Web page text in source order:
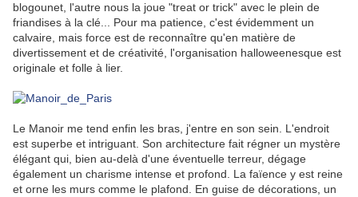
blogounet, l'autre nous la joue "treat or trick" avec le plein de
friandises à la clé... Pour ma patience, c'est évidemment un
calvaire, mais force est de reconnaître qu'en matière de
divertissement et de créativité, l'organisation halloweenesque est
originale et folle à lier.
Le Manoir me tend enfin les bras, j'entre en son sein. L'endroit
est superbe et intriguant. Son architecture fait régner un mystère
élégant qui, bien au-delà d'une éventuelle terreur, dégage
également un charisme intense et profond. La faïence y est reine
et orne les murs comme le plafond. En guise de décorations, un